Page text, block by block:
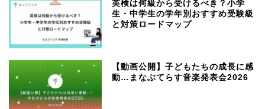
英検は何級から受けるべき？小学
生・中学生の学年別おすすめ受験級
と対策ロードマップ
【動画公開】子どもたちの成長に感
動…まなぶてらす音楽発表会2026